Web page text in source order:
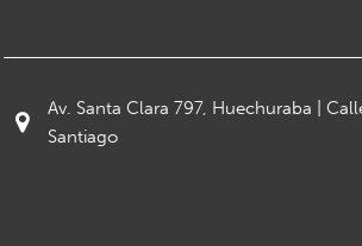
Av. Santa Clara 797, Huechuraba |
Santiago